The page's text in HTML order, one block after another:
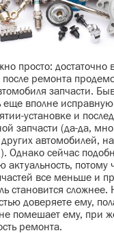
просто:
после ремонта
запчасти.
вполне исправную
установке и
запчасти (да-да,
автомобилей,
Однако сейчас
актуальность, потому
все меньше и
становится сложнее.
доверяете ему,
помешает ему, при
ремонта.